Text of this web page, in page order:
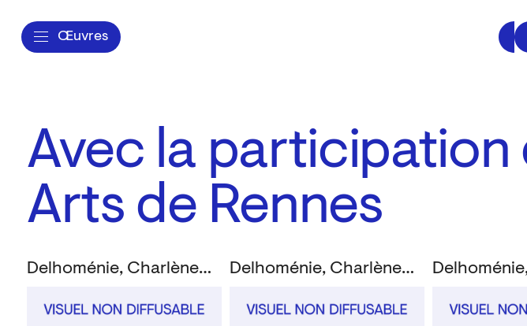
Œuvres
Avec la participation
Arts de Rennes
Delhoménie, Charlène; Folliard, Anthony Delhoménie, Charlène; Folliard, Anthony